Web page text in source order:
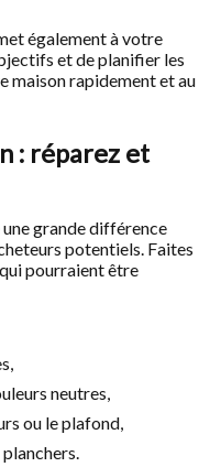
également à votre
et de planifier les
maison rapidement et au
: réparez et
grande différence
potentiels. Faites
pourraient être
neutres,
ou le plafond,